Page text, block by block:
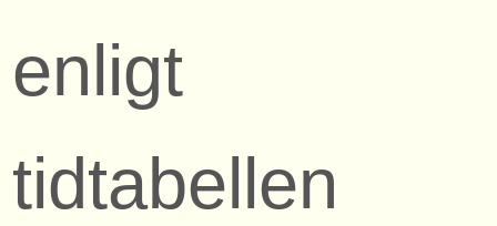
enligt
tidtabellen